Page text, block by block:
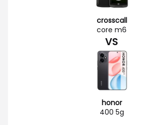
crosscall
core m6
VS
honor
400 5g